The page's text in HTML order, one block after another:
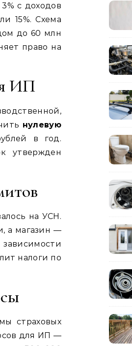
с доходов
15%. Схема
до 60 млн
право на
ИП
нулевую
в год.
утвержден
на УСН.
а магазин —
зависимости
налоги по
страховых
для ИП —